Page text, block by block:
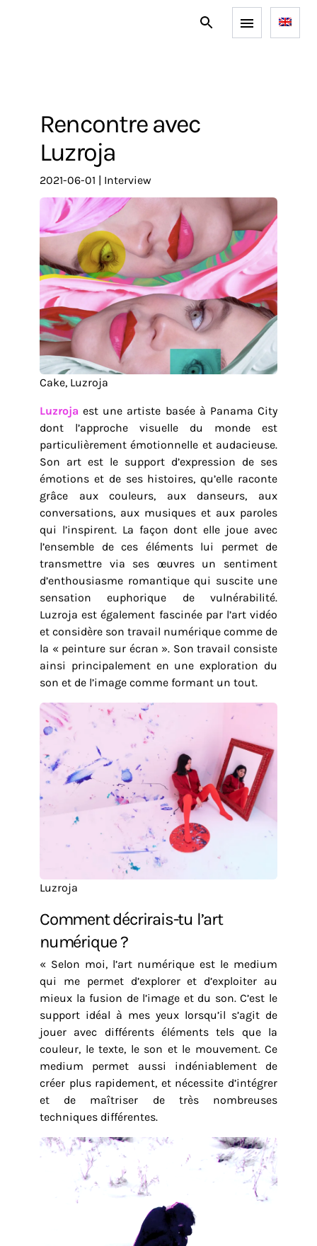
Rencontre avec
Luzroja
2021-06-01 | interview
Cake, Luzroja
Luzroja est une artiste basée à Panama City
dont l’approche visuelle du monde est
particulièrement émotionnelle et audacieuse.
Son art est le support d’expression de ses
émotions et de ses histoires, qu’elle raconte
grâce aux couleurs, aux danseurs, aux
conversations, aux musiques et aux paroles
qui l’inspirent. La façon dont elle joue avec
l’ensemble de ces éléments lui permet de
transmettre via ses œuvres un sentiment
d’enthousiasme romantique qui suscite une
sensation euphorique de vulnérabilité.
Luzroja est également fascinée par l’art vidéo
et considère son travail numérique comme de
la « peinture sur écran ». Son travail consiste
ainsi principalement en une exploration du
son et de l’image comme formant un tout.
Luzroja
Comment décrirais-tu l’art
numérique ?
« Selon moi, l’art numérique est le medium
qui me permet d’explorer et d’exploiter au
mieux la fusion de l’image et du son. C’est le
support idéal à mes yeux lorsqu’il s’agit de
jouer avec différents éléments tels que la
couleur, le texte, le son et le mouvement. Ce
medium permet aussi indéniablement de
créer plus rapidement, et nécessite d’intégrer
et de maîtriser de très nombreuses
techniques différentes.